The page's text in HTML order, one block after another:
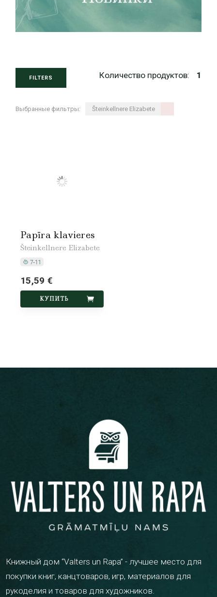
FILTERS Количество продуктов: 1
Выбранные фильтры: Šteinkellnere Elizabete
Papīra klavieres
Šteinkellnere Elizabete
15,59 €
КУПИТЬ
Книжный дом “Valters un Rapa” - лучшее место для
покупки книг, канцтоваров, игр, материалов для
рукоделия и товаров для художников.